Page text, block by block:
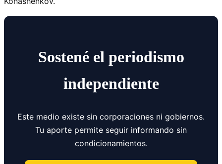
Sostené el periodismo
independiente
Este medio existe sin corporaciones ni gobiernos.
Tu aporte permite seguir informando sin
condicionamientos.